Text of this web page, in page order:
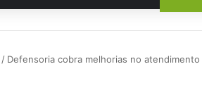
/ Defensoria cobra melhorias no